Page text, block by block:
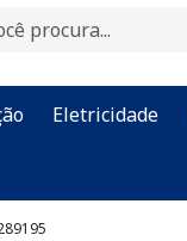
Eletricidade